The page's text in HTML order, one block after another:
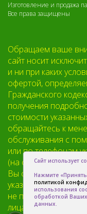
Изготовление и продажа
Все права защищены
Обращаем ваше
сайт носит
и ни при каких
офертой,
Гражданского
получения
стоимости
обращайтесь к
обслуживания с
или по телефонам
(на сайте) формой
Вы соглашаетесь с
указанную Вами,
не предоставляем
лицам, кроме
Сайт использует
Нажмите
политикой
использования
обработкой
данных.